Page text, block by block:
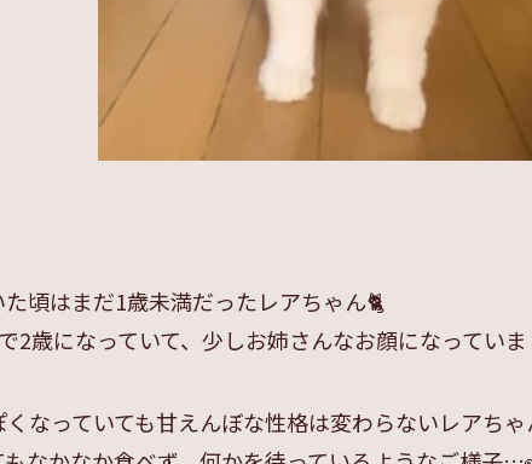
頃はまだ1歳未満だったレアちゃん🐈
2歳になっていて、少しお姉さんなお顔になっていま
なっていても甘えんぼな性格は変わらないレアちゃ